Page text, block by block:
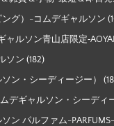
グ）-コムデギャルソン
ルソン青山店限定
ソン (182)
ン・シーディージー）
デギャルソン・シーディ
ン パルファム-PARFUMS-